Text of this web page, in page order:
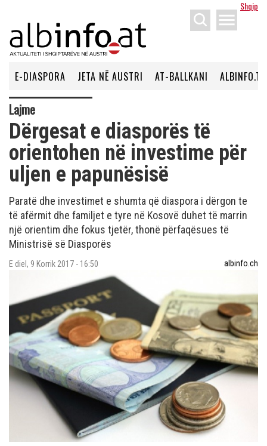
Shqip
menu
E-DIASPORA JETA NË AUSTRI AT-BALLKANI ALBINFO.TV
Lajme
Dërgesat e diasporës të
orientohen në investime për
uljen e papunësisë
Paratë dhe investimet e shumta që diaspora i dërgon te
të afërmit dhe familjet e tyre në Kosovë duhet të marrin
një orientim dhe fokus tjetër, thonë përfaqësues të
Ministrisë së Diasporës
E diel, 9 Korrik 2017 - 16:50 albinfo.ch